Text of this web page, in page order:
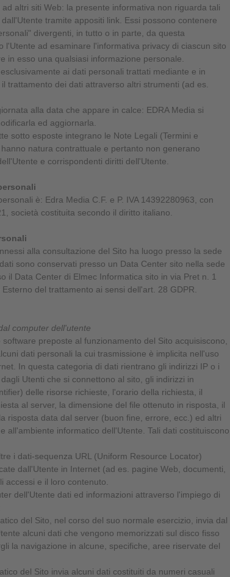
altri siti Web: la presente informativa non riguarda tali
tramite appositi link. Essi possono contenere
divergenti, in tutto o in parte, da questa
l'Utente ad esaminare l'informativa privacy di ciascun sito
in esso una qualsiasi informazione personale.
ai dati personali trattati mediante e in
trattamento dei dati attraverso altri strumenti (ad es.
alla data che appare in calce: EDRA Media si
ed aggiornarla.
sotto esposte integrano le Note Legali (Termini e
natura contrattuale e pertanto non generano
e corrispondenti diritti dell'Utente.
è: Edra Media C.F. e P. IVA 14392280963, con
società costituita secondo il diritto italiano.
alla consultazione del Sito ha luogo presso la sede
sono conservati presso un Data Center sito nella sede
il Data Center di Elmec Informatica sito in via Pret n. 1
del trattamento ai sensi dell'art. 28 GDPR.
computer dell'utente
preposte al funzionamento del Sito acquisiscono,
dati personali la cui trasmissione è implicita nell'uso
In questa categoria di dati rientrano gli indirizzi IP o i
Utenti che si connettono al sito, gli indirizzi in
delle risorse richieste, l'orario della richiesta, il
al server, la dimensione del file ottenuto in risposta, il
risposta data dal server (buon fine, errore, ecc.) ed altri
all'ambiente informatico dell'Utente. Tali dati costituiscono
i dati-sequenza URL (Uniform Resource Locator)
dall'Utente in Internet (ad es. pagine Web, documenti,
accessi e il loro contenuto.
dell'Utente dati ed informazioni attraverso l'impiego di
del Sito, nel corso del suo normale esercizio, invia dal
alcuni dati che vengono memorizzati sul disco fisso
la navigazione in alcune, specifiche, aree riservate del
del Sito invia alcuni dati costituiti da numeri casuali